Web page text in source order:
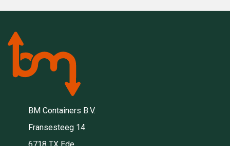
BM Containers B.V.
Fransesteeg 14
6718 TX Ede